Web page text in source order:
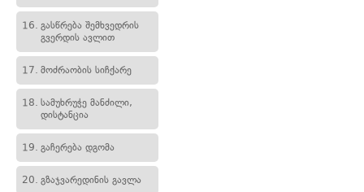
16. გასწრება შემხვედრის
გვერდის ავლით
17. მოძრაობის სიჩქარე
18. სამუხრუჭე მანძილი,
დისტანცია
19. გაჩერება დგომა
20. გზაჯვარედინის გავლა